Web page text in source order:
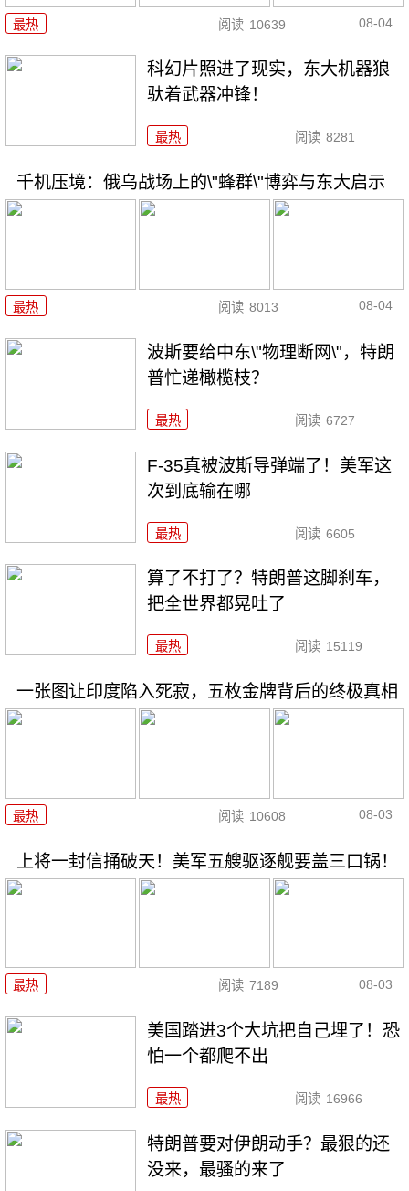
最热 阅读 10639 08-04
科幻片照进了现实，东大机器狼
驮着武器冲锋！
最热 阅读 8281
千机压境：俄乌战场上的\"蜂群\"博弈与东大启示
最热 阅读 8013 08-04
波斯要给中东\"物理断网\"，特朗
普忙递橄榄枝？
最热 阅读 6727
F-35真被波斯导弹端了！美军这
次到底输在哪
最热 阅读 6605
算了不打了？特朗普这脚刹车，
把全世界都晃吐了
最热 阅读 15119
一张图让印度陷入死寂，五枚金牌背后的终极真相
最热 阅读 10608 08-03
上将一封信捅破天！美军五艘驱逐舰要盖三口锅！
最热 阅读 7189 08-03
美国踏进3个大坑把自己埋了！恐
怕一个都爬不出
最热 阅读 16966
特朗普要对伊朗动手？最狠的还
没来，最骚的来了